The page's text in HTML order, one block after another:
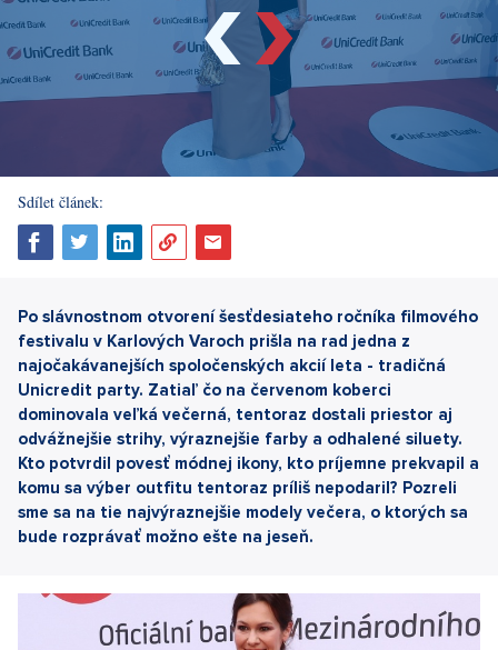
Sdílet článek:
Po slávnostnom otvorení šesťdesiateho ročníka filmového
festivalu v Karlových Varoch prišla na rad jedna z
najočakávanejších spoločenských akcií leta - tradičná
Unicredit party. Zatiaľ čo na červenom koberci
dominovala veľká večerná, tentoraz dostali priestor aj
odvážnejšie strihy, výraznejšie farby a odhalené siluety.
Kto potvrdil povesť módnej ikony, kto príjemne prekvapil a
komu sa výber outfitu tentoraz príliš nepodaril? Pozreli
sme sa na tie najvýraznejšie modely večera, o ktorých sa
bude rozprávať možno ešte na jeseň.